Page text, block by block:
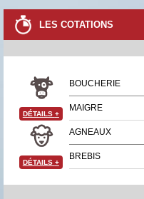
LES COTATIONS
BOUCHERIE
MAIGRE
DÉTAILS +
AGNEAUX
BREBIS
DÉTAILS +